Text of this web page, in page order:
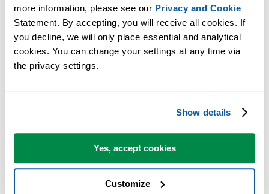
more information, please see our Privacy and Cookie
Statement. By accepting, you will receive all cookies. If
you decline, we will only place essential and analytical
cookies. You can change your settings at any time via
the privacy settings.
Show details
Yes, accept cookies
Customize